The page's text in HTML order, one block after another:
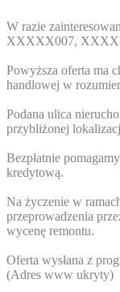
W razie
XXXXX007,
Powyższa oferta ma
handlowej w
Podana ulica
przybliżonej
Bezpłatnie
kredytową.
Na życzenie w
przeprowadzenia
wycenę remontu.
Oferta wysłana z
(Adres www ukryty)